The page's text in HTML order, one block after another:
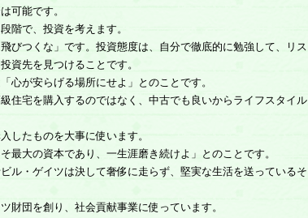
可能です。
階で、投資を考えます。
びつくな」です。投資態度は、自分で徹底的に勉強して、リス
資先を見つけることです。
心が安らげる場所にせよ」とのことです。
住宅を購入するのではなく、中古でも良いからライフスタイル
したものを大事に使います。
最大の資本であり、一生涯磨き続けよ」とのことです。
ル・ゲイツは決して奢侈に走らず、堅実な生活を送っているそ
財団を創り、社会貢献事業に使っています。